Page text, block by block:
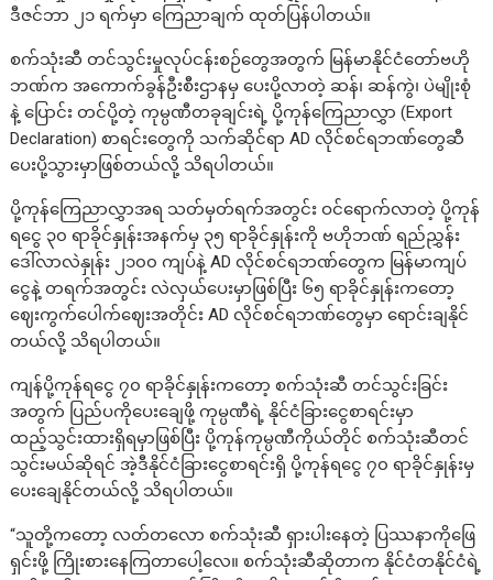
ဒီဇင်ဘာ ၂၁ ရက်မှာ ကြေညာချက် ထုတ်ပြန်ပါတယ်။
စက်သုံးဆီ တင်သွင်းမှုလုပ်ငန်းစဉ်တွေအတွက် မြန်မာနိုင်ငံတော်ဗဟို
ဘဏ်က အကောက်ခွန်ဦးစီးဌာနမှ ပေးပို့လာတဲ့ ဆန်၊ ဆန်ကွဲ၊ ပဲမျိုးစုံ
နဲ့ ပြောင်း တင်ပို့တဲ့ ကုမ္ပဏီတခုချင်းရဲ့ ပို့ကုန်ကြေညာလွှာ (Export
Declaration) စာရင်းတွေကို သက်ဆိုင်ရာ AD လိုင်စင်ရဘဏ်တွေဆီ
ပေးပို့သွားမှာဖြစ်တယ်လို့ သိရပါတယ်။
ပို့ကုန်ကြေညာလွှာအရ သတ်မှတ်ရက်အတွင်း ဝင်ရောက်လာတဲ့ ပို့ကုန်
ရငွေ ၃၀ ရာခိုင်နှုန်းအနက်မှ ၃၅ ရာခိုင်နှုန်းကို ဗဟိုဘဏ် ရည်ညွှန်း
ဒေါ်လာလဲနှုန်း ၂၁၀၀ ကျပ်နဲ့ AD လိုင်စင်ရဘဏ်တွေက မြန်မာကျပ်
ငွေနဲ့ တရက်အတွင်း လဲလှယ်ပေးမှာဖြစ်ပြီး ၆၅ ရာခိုင်နှုန်းကတော့
ဈေးကွက်ပေါက်ဈေးအတိုင်း AD လိုင်စင်ရဘဏ်တွေမှာ ရောင်းချနိုင်
တယ်လို့ သိရပါတယ်။
ကျန်ပို့ကုန်ရငွေ ၇၀ ရာခိုင်နှုန်းကတော့ စက်သုံးဆီ တင်သွင်းခြင်း
အတွက် ပြည်ပကိုပေးချေဖို့ ကုမ္ပဏီရဲ့ နိုင်ငံခြားငွေစာရင်းမှာ
ထည့်သွင်းထားရှိရမှာဖြစ်ပြီး ပို့ကုန်ကုမ္ပဏီကိုယ်တိုင် စက်သုံးဆီတင်
သွင်းမယ်ဆိုရင် အဲ့ဒီနိုင်ငံခြားငွေစာရင်းရှိ ပို့ကုန်ရငွေ ၇၀ ရာခိုင်နှုန်းမှ
ပေးချေနိုင်တယ်လို့ သိရပါတယ်။
“သူတို့ကတော့ လတ်တလော စက်သုံးဆီ ရှားပါးနေတဲ့ ပြဿနာကိုဖြေ
ရှင်းဖို့ ကြိုးစားနေကြတာပေါ့လေ။ စက်သုံးဆီဆိုတာက နိုင်ငံတနိုင်ငံရဲ့